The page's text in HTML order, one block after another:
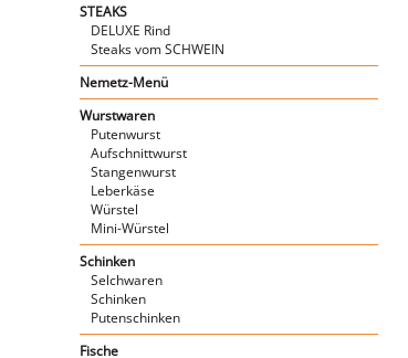
STEAKS
DELUXE Rind
Steaks vom SCHWEIN
Nemetz-Menü
Wurstwaren
Putenwurst
Aufschnittwurst
Stangenwurst
Leberkäse
Würstel
Mini-Würstel
Schinken
Selchwaren
Schinken
Putenschinken
Fische